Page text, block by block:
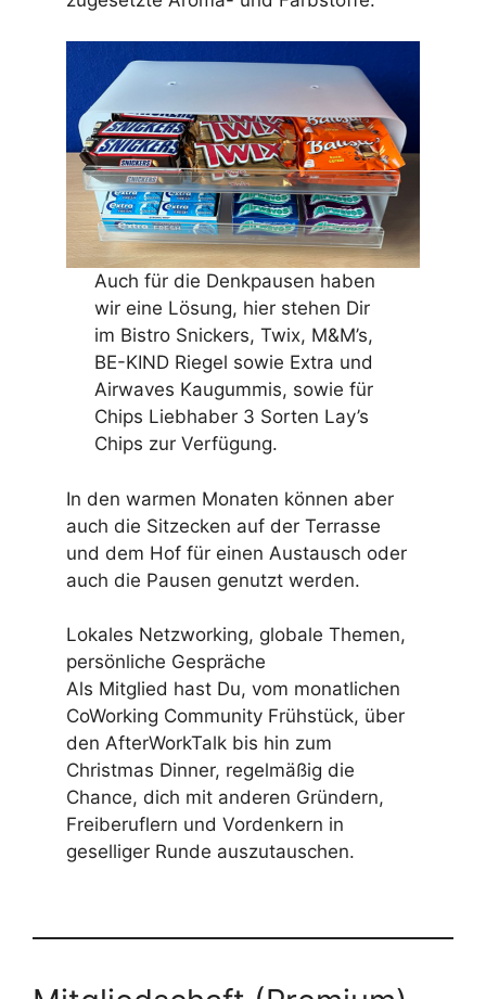
Auch für die Denkpausen haben
wir eine Lösung, hier stehen Dir
im Bistro Snickers, Twix, M&M’s,
BE-KIND Riegel sowie Extra und
Airwaves Kaugummis, sowie für
Chips Liebhaber 3 Sorten Lay’s
Chips zur Verfügung.
In den warmen Monaten können aber
auch die Sitzecken auf der Terrasse
und dem Hof für einen Austausch oder
auch die Pausen genutzt werden.
Lokales Netzworking, globale Themen,
persönliche Gespräche
Als Mitglied hast Du, vom monatlichen
CoWorking Community Frühstück, über
den AfterWorkTalk bis hin zum
Christmas Dinner, regelmäßig die
Chance, dich mit anderen Gründern,
Freiberuflern und Vordenkern in
geselliger Runde auszutauschen.